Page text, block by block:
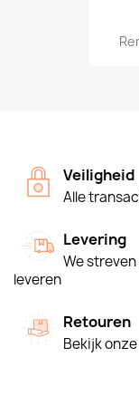
Veiligheid
Alle
Levering
We
leveren
Retouren
Bekijk